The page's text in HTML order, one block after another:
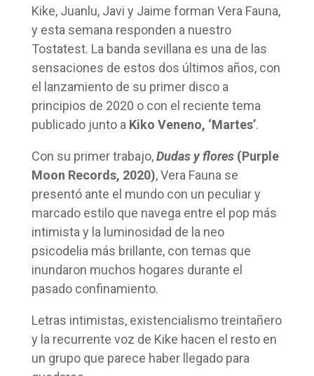
Kike, Juanlu, Javi y Jaime forman Vera Fauna,
y esta semana responden a nuestro
Tostatest. La banda sevillana es una de las
sensaciones de estos dos últimos años, con
el lanzamiento de su primer disco a
principios de 2020 o con el reciente tema
publicado junto a Kiko Veneno, ‘Martes’.
Con su primer trabajo,Dudas y flores (Purple
Moon Records, 2020), Vera Fauna se
presentó ante el mundo con un peculiar y
marcado estilo que navega entre el pop más
intimista y la luminosidad de la neo
psicodelia más brillante, con temas que
inundaron muchos hogares durante el
pasado confinamiento.
Letras intimistas, existencialismo treintañero
y la recurrente voz de Kike hacen el resto en
un grupo que parece haber llegado para